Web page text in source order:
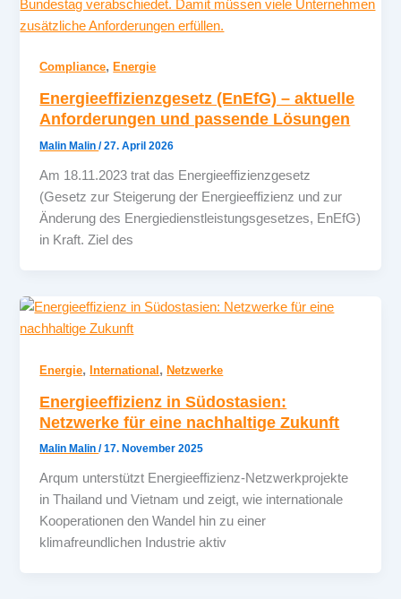
Compliance,Energie
Energieeffizienzgesetz (EnEfG) – aktuelle
Anforderungen und passende Lösungen
Malin Malin/27. April 2026
Am 18.11.2023 trat das Energieeffizienzgesetz
(Gesetz zur Steigerung der Energieeffizienz und zur
Änderung des Energiedienstleistungsgesetzes, EnEfG)
in Kraft. Ziel des
Energie, International ,Netzwerke
Energieeffizienz in Südostasien:
Netzwerke für eine nachhaltige Zukunft
Malin Malin/17. November 2025
Arqum unterstützt Energieeffizienz-Netzwerkprojekte
in Thailand und Vietnam und zeigt, wie internationale
Kooperationen den Wandel hin zu einer
klimafreundlichen Industrie aktiv